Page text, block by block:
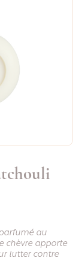
au
chèvre apporte
lutter contre